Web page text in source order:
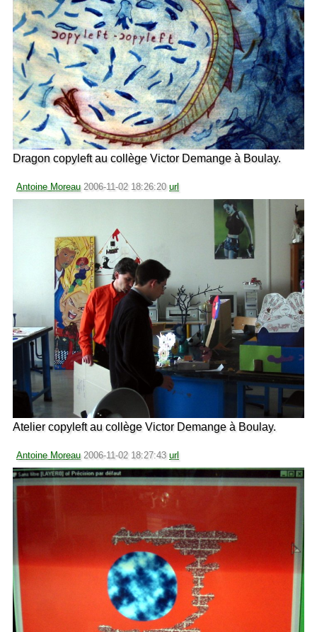
Dragon copyleft au collège Victor Demange à Boulay.
Antoine Moreau 2006-11-02 18:26:20 url
Atelier copyleft au collège Victor Demange à Boulay.
Antoine Moreau 2006-11-02 18:27:43 url